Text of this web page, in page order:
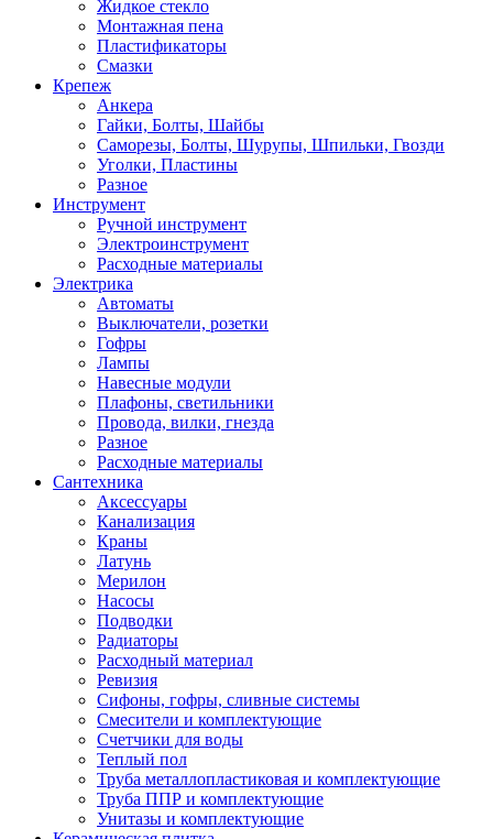
Жидкое стекло
Монтажная пена
Пластификаторы
Смазки
Крепеж
Анкера
Гайки, Болты, Шайбы
Саморезы, Болты, Шурупы, Шпильки, Гвозди
Уголки, Пластины
Разное
Инструмент
Ручной инструмент
Электроинструмент
Расходные материалы
Электрика
Автоматы
Выключатели, розетки
Гофры
Лампы
Навесные модули
Плафоны, светильники
Провода, вилки, гнезда
Разное
Расходные материалы
Сантехника
Аксессуары
Канализация
Краны
Латунь
Мерилон
Насосы
Подводки
Радиаторы
Расходный материал
Ревизия
Сифоны, гофры, сливные системы
Смесители и комплектующие
Счетчики для воды
Теплый пол
Труба металлопластиковая и комплектующие
Труба ППР и комплектующие
Унитазы и комплектующие